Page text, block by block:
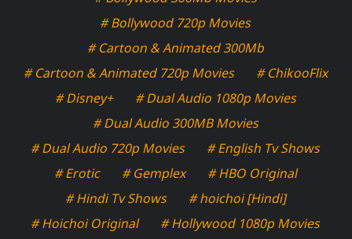
# Bollywood 720p Movies
# Cartoon & Animated 300Mb
# Cartoon & Animated 720p Movies
# ChikooFlix
# Disney+
# Dual Audio 1080p Movies
# Dual Audio 300MB Movies
# Dual Audio 720p Movies
# English Tv Shows
# Erotic
# Gemplex
# HBO Original
# Hindi Tv Shows
# hoichoi [Hindi]
# Hoichoi Original
# Hollywood 1080p Movies